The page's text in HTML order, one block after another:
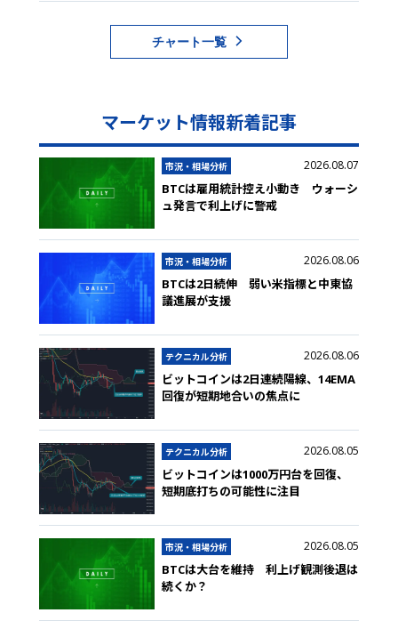
チャート一覧
マーケット情報新着記事
市況・相場分析 2026.08.07
BTCは雇用統計控え小動き ウォーシ
ュ発言で利上げに警戒
市況・相場分析 2026.08.06
BTCは2日続伸 弱い米指標と中東協
議進展が支援
テクニカル分析 2026.08.06
ビットコインは2日連続陽線、14EMA
回復が短期地合いの焦点に
テクニカル分析 2026.08.05
ビットコインは1000万円台を回復、
短期底打ちの可能性に注目
市況・相場分析 2026.08.05
BTCは大台を維持 利上げ観測後退は
続くか？